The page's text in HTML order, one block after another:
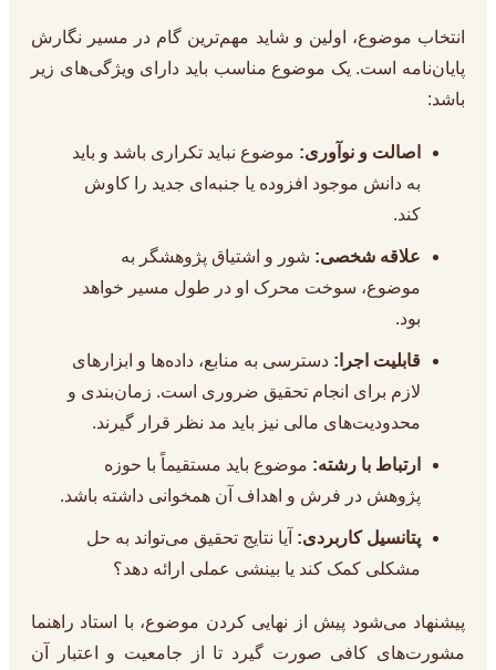
انتخاب موضوع، اولین و شاید مهم‌ترین گام در مسیر نگارش
پایان‌نامه است. یک موضوع مناسب باید دارای ویژگی‌های زیر
باشد:
اصالت و نوآوری: موضوع نباید تکراری باشد و باید
به دانش موجود افزوده یا جنبه‌ای جدید را کاوش
کند.
علاقه شخصی: شور و اشتیاق پژوهشگر به
موضوع، سوخت محرک او در طول مسیر خواهد
بود.
قابلیت اجرا: دسترسی به منابع، داده‌ها و ابزارهای
لازم برای انجام تحقیق ضروری است. زمان‌بندی و
محدودیت‌های مالی نیز باید مد نظر قرار گیرند.
ارتباط با رشته: موضوع باید مستقیماً با حوزه
پژوهش در فرش و اهداف آن همخوانی داشته باشد.
پتانسیل کاربردی: آیا نتایج تحقیق می‌تواند به حل
مشکلی کمک کند یا بینشی عملی ارائه دهد؟
پیشنهاد می‌شود پیش از نهایی کردن موضوع، با استاد راهنما
مشورت‌های کافی صورت گیرد تا از جامعیت و اعتبار آن